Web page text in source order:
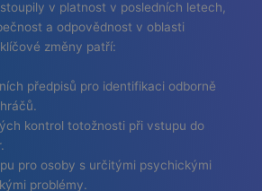
v platnost v posledních letech,
a odpovědnost v oblasti
změny patří:
předpisů pro identifikaci odborně
kontrol totožnosti při vstupu do
pro osoby s určitými psychickými
problémy.